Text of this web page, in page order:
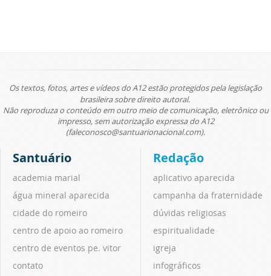
Os textos, fotos, artes e vídeos do A12 estão protegidos pela legislação
brasileira sobre direito autoral.
Não reproduza o conteúdo em outro meio de comunicação, eletrônico ou
impresso, sem autorização expressa do A12
(faleconosco@santuarionacional.com).
Santuário
academia marial
água mineral aparecida
cidade do romeiro
centro de apoio ao romeiro
centro de eventos pe. vitor
contato
Redação
aplicativo aparecida
campanha da fraternidade
dúvidas religiosas
espiritualidade
igreja
infográficos